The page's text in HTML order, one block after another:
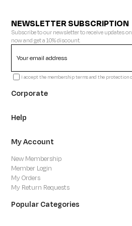
NEWSLETTER SUBSCRIPTION
Subscribe to our newsletter to receive updates
now and get a 10% discount.
I accept the membership terms and the protection
Corporate
Help
My Account
New Membership
Member Login
My Orders
My Return Requests
Popular Categories